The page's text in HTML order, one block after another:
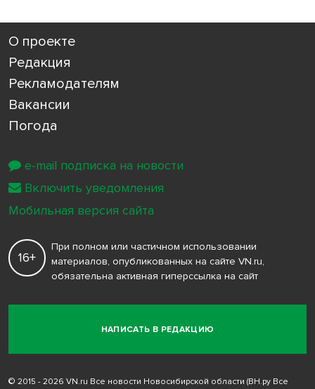
О проекте
Редакция
Рекламодателям
Вакансии
Погода
НАПИСАТЬ В РЕДАКЦИЮ
16+
При полном или частичном использовании
материалов, опубликованных на сайте VN.ru,
обязательна активная гиперссылка на сайт
© 2015 - 2026 VN.ru Все новости Новосибирской области (ВН.ру Все
e-mail подписка на новости
Включить уведомления
Мобильная версия сайта